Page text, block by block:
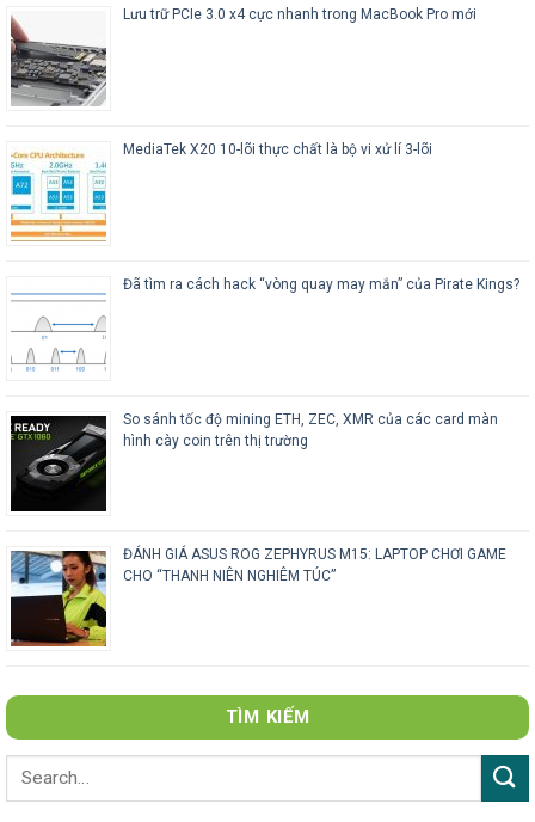
Lưu trữ PCIe 3.0 x4 cực nhanh trong MacBook Pro mới
MediaTek X20 10-lõi thực chất là bộ vi xử lí 3-lõi
Đã tìm ra cách hack “vòng quay may mắn” của Pirate Kings?
So sánh tốc độ mining ETH, ZEC, XMR của các card màn
hình cày coin trên thị trường
ĐÁNH GIÁ ASUS ROG ZEPHYRUS M15: LAPTOP CHƠI GAME
CHO “THANH NIÊN NGHIÊM TÚC”
TÌM KIẾM